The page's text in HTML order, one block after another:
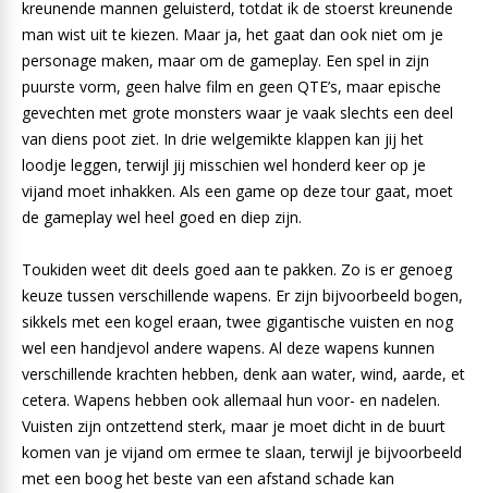
kreunende mannen geluisterd, totdat ik de stoerst kreunende
man wist uit te kiezen. Maar ja, het gaat dan ook niet om je
personage maken, maar om de gameplay. Een spel in zijn
puurste vorm, geen halve film en geen QTE’s, maar epische
gevechten met grote monsters waar je vaak slechts een deel
van diens poot ziet. In drie welgemikte klappen kan jij het
loodje leggen, terwijl jij misschien wel honderd keer op je
vijand moet inhakken. Als een game op deze tour gaat, moet
de gameplay wel heel goed en diep zijn.
Toukiden weet dit deels goed aan te pakken. Zo is er genoeg
keuze tussen verschillende wapens. Er zijn bijvoorbeeld bogen,
sikkels met een kogel eraan, twee gigantische vuisten en nog
wel een handjevol andere wapens. Al deze wapens kunnen
verschillende krachten hebben, denk aan water, wind, aarde, et
cetera. Wapens hebben ook allemaal hun voor- en nadelen.
Vuisten zijn ontzettend sterk, maar je moet dicht in de buurt
komen van je vijand om ermee te slaan, terwijl je bijvoorbeeld
met een boog het beste van een afstand schade kan